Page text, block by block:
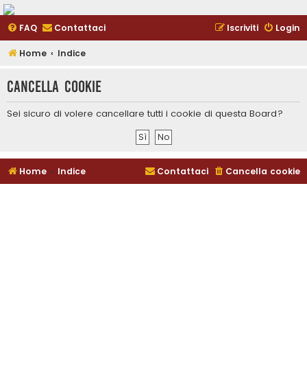
FAQ Contattaci Login
Iscriviti
Home Indice
Cancella cookie
Sei sicuro di volere cancellare tutti i cookie di questa Board?
Home Indice Cancella cookie
Contattaci